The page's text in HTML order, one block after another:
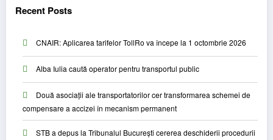
Recent Posts
CNAIR: Aplicarea tarifelor TollRo va începe la 1 octombrie 2026
Alba Iulia caută operator pentru transportul public
Două asociații ale transportatorilor cer transformarea schemei de
compensare a accizei în mecanism permanent
STB a depus la Tribunalul București cererea deschiderii procedurii